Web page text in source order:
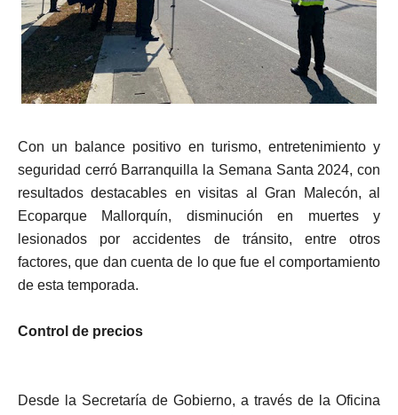
Con un balance positivo en turismo, entretenimiento y
seguridad cerró Barranquilla la Semana Santa 2024, con
resultados destacables en visitas al Gran Malecón, al
Ecoparque Mallorquín, disminución en muertes y
lesionados por accidentes de tránsito, entre otros
factores, que dan cuenta de lo que fue el comportamiento
de esta temporada.
Control de precios
Desde la Secretaría de Gobierno, a través de la Oficina